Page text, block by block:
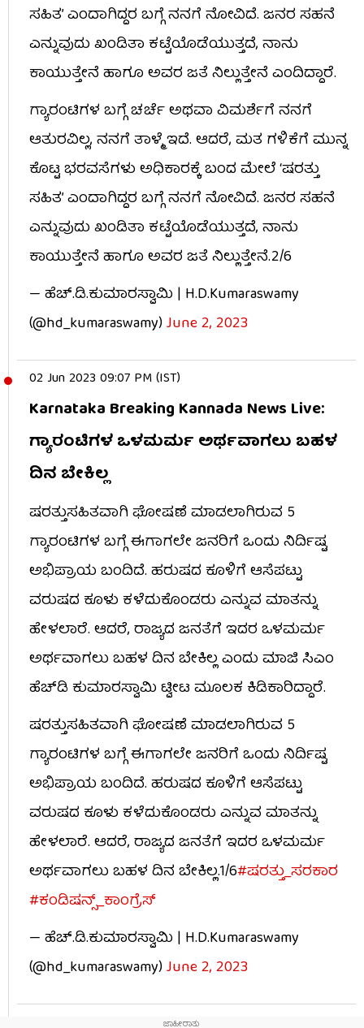
ಸಹಿತ’ ಎಂದಾಗಿದ್ದರ ಬಗ್ಗೆ ನನಗೆ ನೋವಿದೆ. ಜನರ ಸಹನೆ
ಎನ್ನುವುದು ಖಂಡಿತಾ ಕಟ್ಟೆಯೊಡೆಯುತ್ತದೆ, ನಾನು
ಕಾಯುತ್ತೇನೆ ಹಾಗೂ ಅವರ ಜತೆ ನಿಲ್ಲುತ್ತೇನೆ ಎಂದಿದ್ದಾರೆ.
ಗ್ಯಾರಂಟಿಗಳ ಬಗ್ಗೆ ಚರ್ಚೆ ಅಥವಾ ವಿಮರ್ಶೆಗೆ ನನಗೆ
ಆತುರವಿಲ್ಲ, ನನಗೆ ತಾಳ್ಮೆ ಇದೆ. ಆದರೆ, ಮತ ಗಳಿಕೆಗೆ ಮುನ್ನ
ಕೊಟ್ಟ ಭರವಸೆಗಳು ಅಧಿಕಾರಕ್ಕೆ ಬಂದ ಮೇಲೆ ‘ಷರತ್ತು
ಸಹಿತ’ ಎಂದಾಗಿದ್ದರ ಬಗ್ಗೆ ನನಗೆ ನೋವಿದೆ. ಜನರ ಸಹನೆ
ಎನ್ನುವುದು ಖಂಡಿತಾ ಕಟ್ಟೆಯೊಡೆಯುತ್ತದೆ, ನಾನು
ಕಾಯುತ್ತೇನೆ ಹಾಗೂ ಅವರ ಜತೆ ನಿಲ್ಲುತ್ತೇನೆ.2/6
— ಹೆಚ್.ಡಿ.ಕುಮಾರಸ್ವಾಮಿ | H.D.Kumaraswamy
(@hd_kumaraswamy)June 2, 2023
02 Jun 2023 09:07 PM (IST)
Karnataka Breaking Kannada News Live:
ಗ್ಯಾರಂಟಿಗಳ ಒಳಮರ್ಮ ಅರ್ಥವಾಗಲು ಬಹಳ
ದಿನ ಬೇಕಿಲ್ಲ
ಷರತ್ತುಸಹಿತವಾಗಿ ಘೋಷಣೆ ಮಾಡಲಾಗಿರುವ 5
ಗ್ಯಾರಂಟಿಗಳ ಬಗ್ಗೆ ಈಗಾಗಲೇ ಜನರಿಗೆ ಒಂದು ನಿರ್ದಿಷ್ಟ
ಅಭಿಪ್ರಾಯ ಬಂದಿದೆ. ಹರುಷದ ಕೂಳಿಗೆ ಆಸೆಪಟ್ಟು
ವರುಷದ ಕೂಳು ಕಳೆದುಕೊಂಡರು ಎನ್ನುವ ಮಾತನ್ನು
ಹೇಳಲಾರೆ. ಆದರೆ, ರಾಜ್ಯದ ಜನತೆಗೆ ಇದರ ಒಳಮರ್ಮ
ಅರ್ಥವಾಗಲು ಬಹಳ ದಿನ ಬೇಕಿಲ್ಲ ಎಂದು ಮಾಜಿ ಸಿಎಂ
ಹೆಚ್​ಡಿ ಕುಮಾರಸ್ವಾಮಿ ಟ್ವೀಟ ಮೂಲಕ ಕಿಡಿಕಾರಿದ್ದಾರೆ.
ಷರತ್ತುಸಹಿತವಾಗಿ ಘೋಷಣೆ ಮಾಡಲಾಗಿರುವ 5
ಗ್ಯಾರಂಟಿಗಳ ಬಗ್ಗೆ ಈಗಾಗಲೇ ಜನರಿಗೆ ಒಂದು ನಿರ್ದಿಷ್ಟ
ಅಭಿಪ್ರಾಯ ಬಂದಿದೆ. ಹರುಷದ ಕೂಳಿಗೆ ಆಸೆಪಟ್ಟು
ವರುಷದ ಕೂಳು ಕಳೆದುಕೊಂಡರು ಎನ್ನುವ ಮಾತನ್ನು
ಹೇಳಲಾರೆ. ಆದರೆ, ರಾಜ್ಯದ ಜನತೆಗೆ ಇದರ ಒಳಮರ್ಮ
ಅರ್ಥವಾಗಲು ಬಹಳ ದಿನ ಬೇಕಿಲ್ಲ.1/6#ಷರತ್ತು_ಸರಕಾರ
#ಕಂಡಿಷನ್ಸ್_ಕಾಂಗ್ರೆಸ್
— ಹೆಚ್.ಡಿ.ಕುಮಾರಸ್ವಾಮಿ | H.D.Kumaraswamy
(@hd_kumaraswamy)June 2, 2023